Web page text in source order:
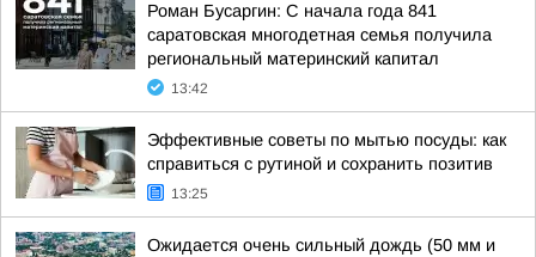
Роман Бусаргин: С начала года 841
саратовская многодетная семья получила
региональный материнский капитал
13:42
Эффективные советы по мытью посуды: как
справиться с рутиной и сохранить позитив
13:25
Ожидается очень сильный дождь (50 мм и